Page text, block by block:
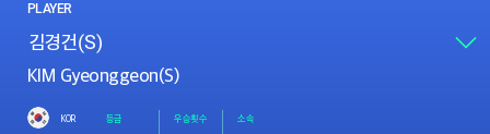
PLAYER
KIM Gyeonggeon(S)
KOR 등급 우승횟수 소속